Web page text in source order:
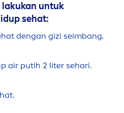
lakukan untuk
sehat:
dengan gizi seimbang.
air putih 2 liter sehari.